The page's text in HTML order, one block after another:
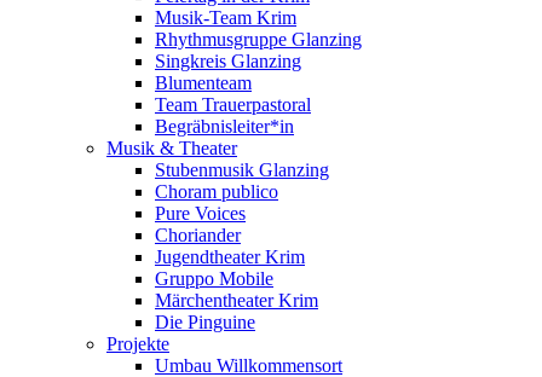
Musik-Team Krim
Rhythmusgruppe Glanzing
Singkreis Glanzing
Blumenteam
Team Trauerpastoral
Begräbnisleiter*in
Musik & Theater
Stubenmusik Glanzing
Choram publico
Pure Voices
Choriander
Jugendtheater Krim
Gruppo Mobile
Märchentheater Krim
Die Pinguine
Projekte
Umbau Willkommensort